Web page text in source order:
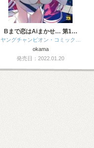
Bまで恋はAiまかせ… 第1…
ヤングチャンピオン・コミック…
okama
発売日：2022.01.20